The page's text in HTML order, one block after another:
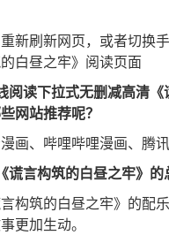
新刷新网页，或者切换
白昼之牢》阅读页面
阅读下拉式无删减高清《
网站推荐呢？
画、 哔哩哔哩漫画、 腾
谎言构筑的白昼之牢》的
构筑的白昼之牢》的配
更加生动。